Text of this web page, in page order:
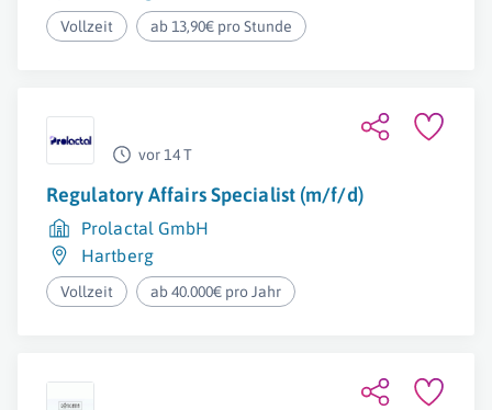
Vollzeit ab 13,90€ pro Stunde
vor 14 T
Regulatory Affairs Specialist (m/f/d)
Prolactal GmbH
Hartberg
Vollzeit ab 40.000€ pro Jahr